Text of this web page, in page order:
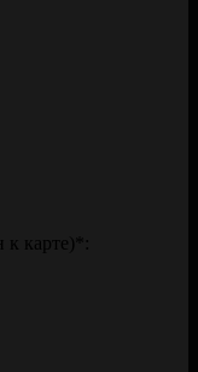
к карте)